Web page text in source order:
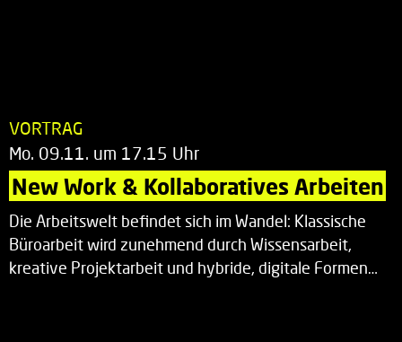
VORTRAG
Mo. 09.11. um 17.15 Uhr
New Work & Kollaboratives Arbeiten
Die Arbeitswelt befindet sich im Wandel: Klassische
Büroarbeit wird zunehmend durch Wissensarbeit,
kreative Projektarbeit und hybride, digitale Formen…